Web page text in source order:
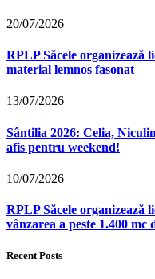
20/07/2026
RPLP Săcele organizează
material lemnos fasonat
13/07/2026
Sântilia 2026: Celia,
afis pentru weekend!
10/07/2026
RPLP Săcele organizează
vânzarea a peste 1.400 mc
Recent Posts